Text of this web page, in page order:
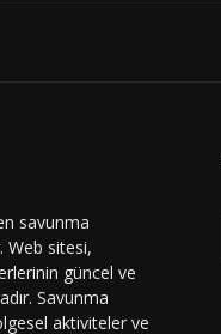
savunma
Web sitesi,
güncel ve
Savunma
aktiviteler ve